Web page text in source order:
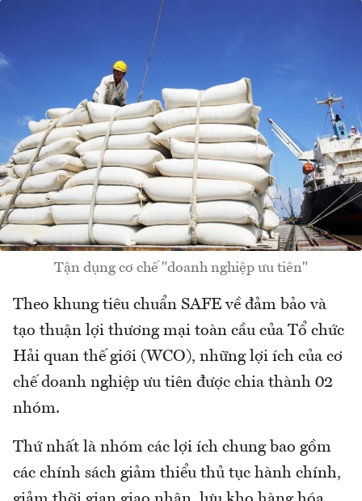
Tận dụng cơ chế "doanh nghiệp ưu tiên"
Theo khung tiêu chuẩn SAFE về đảm bảo và
tạo thuận lợi thương mại toàn cầu của Tổ chức
Hải quan thế giới (WCO), những lợi ích của cơ
chế doanh nghiệp ưu tiên được chia thành 02
nhóm.
Thứ nhất là nhóm các lợi ích chung bao gồm
các chính sách giảm thiểu thủ tục hành chính,